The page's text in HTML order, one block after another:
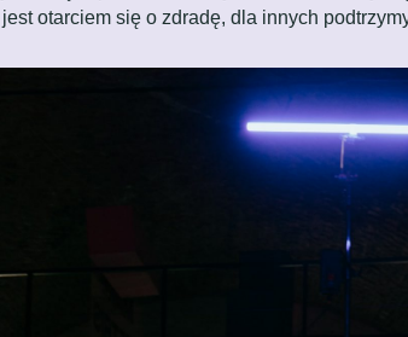
otarciem się o zdradę, dla innych